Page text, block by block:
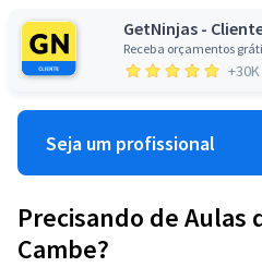
GetNinjas -
Receba orçamentos
+30K
Seja um profissional
Precisando de Aulas
Cambe?